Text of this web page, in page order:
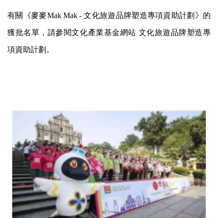
有關《麥麥Mak Mak - 文化旅遊品牌塑造專項資助計劃》的
獲批名單，請參閱文化產業基金網站 文化旅遊品牌塑造專
項資助計劃 。